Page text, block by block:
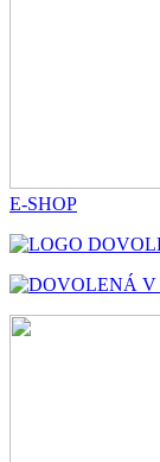
E-SHOP